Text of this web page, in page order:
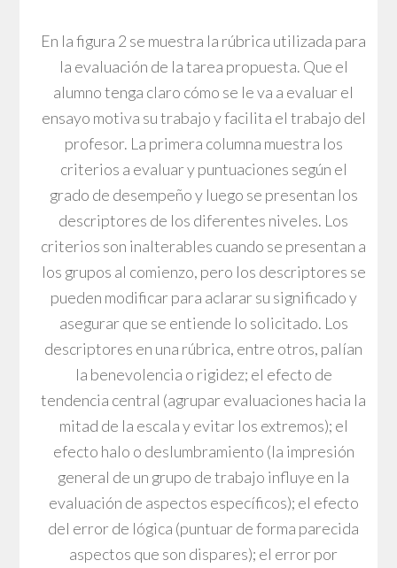
En la figura 2 se muestra la rúbrica utilizada para
la evaluación de la tarea propuesta. Que el
alumno tenga claro cómo se le va a evaluar el
ensayo motiva su trabajo y facilita el trabajo del
profesor. La primera columna muestra los
criterios a evaluar y puntuaciones según el
grado de desempeño y luego se presentan los
descriptores de los diferentes niveles. Los
criterios son inalterables cuando se presentan a
los grupos al comienzo, pero los descriptores se
pueden modificar para aclarar su significado y
asegurar que se entiende lo solicitado. Los
descriptores en una rúbrica, entre otros, palían
la benevolencia o rigidez; el efecto de
tendencia central (agrupar evaluaciones hacia la
mitad de la escala y evitar los extremos); el
efecto halo o deslumbramiento (la impresión
general de un grupo de trabajo influye en la
evaluación de aspectos específicos); el efecto
del error de lógica (puntuar de forma parecida
aspectos que son dispares); el error por